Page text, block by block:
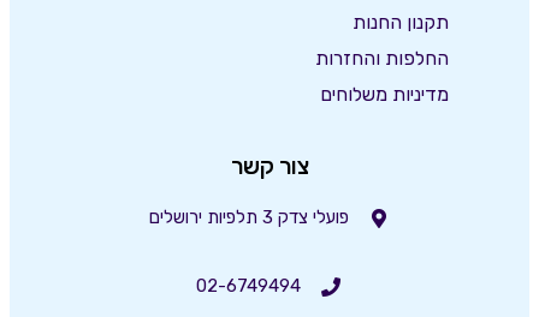
תקנון החנות
החלפות והחזרות
מדיניות משלוחים
צור קשר
פועלי צדק 3 תלפיות ירושלים
02-6749494